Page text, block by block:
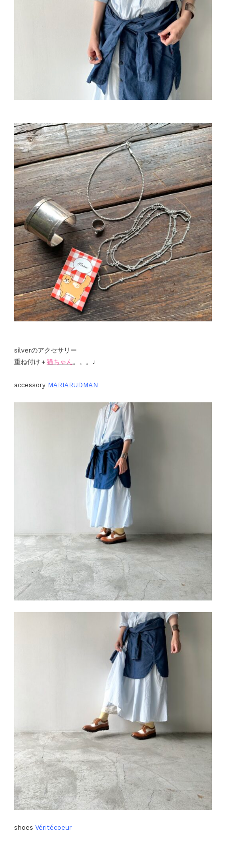
silverのアクセサリー
重ね付け＋ 猫ちゃん。。。♩
accessory MARIARUDMAN
shoes Véritécoeur